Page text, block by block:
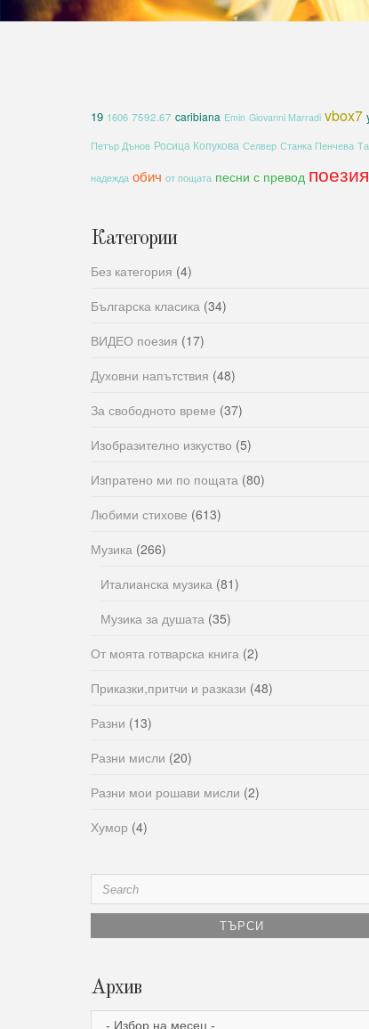
19 1606 7592.67 caribiana Emin Giovanni Marradi vbox7
Петър Дънов Росица Копукова Селвер Станка Пенчева
надежда обич от пощата песни с превод поезия
Категории
Без категория (4)
Българска класика (34)
ВИДЕО поезия (17)
Духовни напътствия (48)
За свободното време (37)
Изобразително изкуство (5)
Изпратено ми по пощата (80)
Любими стихове (613)
Музика (266)
Италианска музика (81)
Музика за душата (35)
От моята готварска книга (2)
Приказки,притчи и разкази (48)
Разни (13)
Разни мисли (20)
Разни мои рошави мисли (2)
Хумор (4)
Search
for:
Архив
Архив